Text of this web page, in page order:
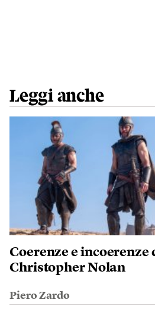
Leggi anche
Coerenze e incoerenze
Christopher Nolan
Piero Zardo